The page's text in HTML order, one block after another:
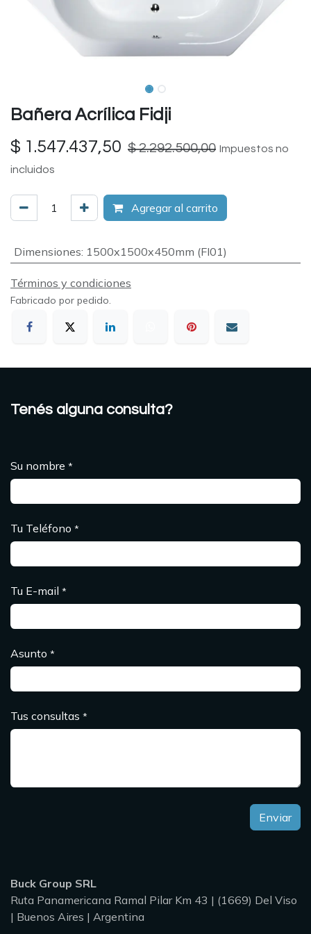
Bañera Acrílica Fidji
$ 1.547.437,50 $2.292.500,00 Impuestos no
incluidos
Agregar al carrito
Dimensiones: 1500x1500x450mm (FI01)
Términos y condiciones
Fabricado por pedido.
Tenés alguna consulta?
Su nombre *
Tu Teléfono *
Tu E-mail *
Asunto *
Tus consultas *
Enviar
Buck Group SRL
Ruta Panamericana Ramal Pilar Km 43 | (1669) Del Viso
| Buenos Aires | Argentina